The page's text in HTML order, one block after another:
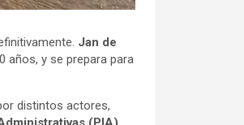
Jan de
años, y se prepara para
distintos actores,